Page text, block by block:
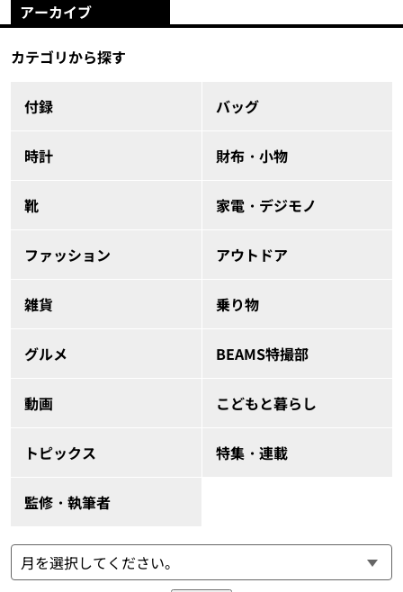
アーカイブ
カテゴリから探す
付録 バッグ
時計 財布・小物
靴 家電・デジモノ
ファッション アウトドア
雑貨 乗り物
グルメ BEAMS特撮部
動画 こどもと暮らし
トピックス 特集・連載
監修・執筆者